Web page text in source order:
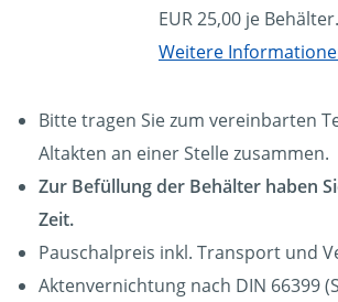
EUR 25,00 je Behälter.
Weitere
Bitte tragen Sie zum vereinbarten
Altakten an einer Stelle zusammen.
Zur Befüllung der Behälter haben
Zeit.
Pauschalpreis inkl. Transport und
Aktenvernichtung nach DIN 66399